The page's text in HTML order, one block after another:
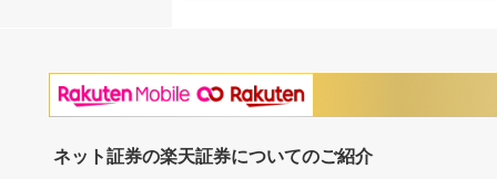
ネット証券の楽天証券についてのご紹介